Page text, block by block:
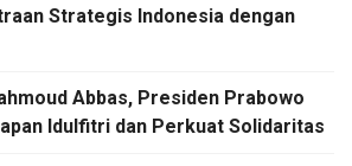
Strategis Indonesia dengan
Abbas, Presiden Prabowo
Idulfitri dan Perkuat Solidaritas